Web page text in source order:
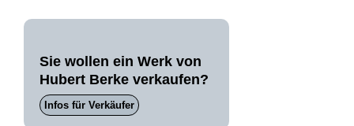
Sie wollen ein Werk von
Hubert Berke verkaufen?
Infos für Verkäufer